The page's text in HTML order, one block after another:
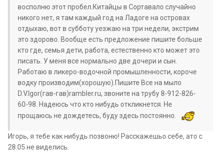
восполню этот пробел.Китайцы в Сортавало случайно
никого нет, я там каждый год на Ладоге на островах
отдыхаю, вот в субботу уезжаю на три недели, экстрим
это здорово. Вообще есть предложение пишите больше
кто где, семья дети, работа, естественно кто может это
писать. У меня все нормально две дочери и сын.
Работаю в ликеро-водочной промышленности, короче
водку производим(хорошую).Пишите Все на мыло
D.V.Igor(гав-гав)rambler.ru, звоните на трубу 8-912-826-
60-98. Надеюсь что кто нибудь откликнется. Не
прощаюсь не дождетесь, буду здесь постоянно.
Игорь, я тебе как нибудь позвоню! Расскажешьо себе, ато с
28.05 не виделись.